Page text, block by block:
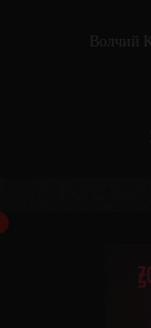
Волчий